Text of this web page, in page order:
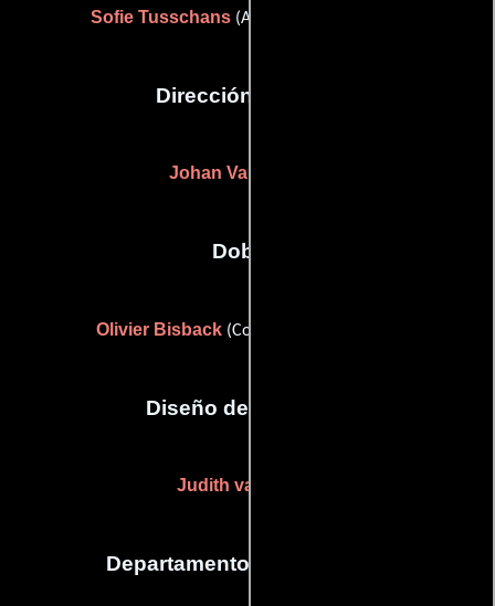
Sofie Tusschans (Asistente de dirección)
Dirección artística
Johan Van Essche
Dobles
Olivier Bisback(Coordinador de peleas)
Diseño de vestuario
Judith van Herck
Departamento de maquillaje